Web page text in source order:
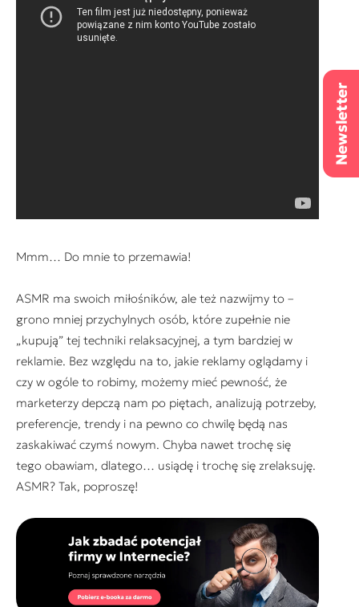
Mmm… Do mnie to przemawia!
ASMR ma swoich miłośników, ale też nazwijmy to –
grono mniej przychylnych osób, które zupełnie nie
„kupują” tej techniki relaksacyjnej, a tym bardziej w
reklamie. Bez względu na to, jakie reklamy oglądamy i
czy w ogóle to robimy, możemy mieć pewność, że
marketerzy depczą nam po piętach, analizują potrzeby,
preferencje, trendy i na pewno co chwilę będą nas
zaskakiwać czymś nowym. Chyba nawet trochę się
tego obawiam, dlatego… usiądę i trochę się zrelaksuję.
ASMR? Tak, poproszę!